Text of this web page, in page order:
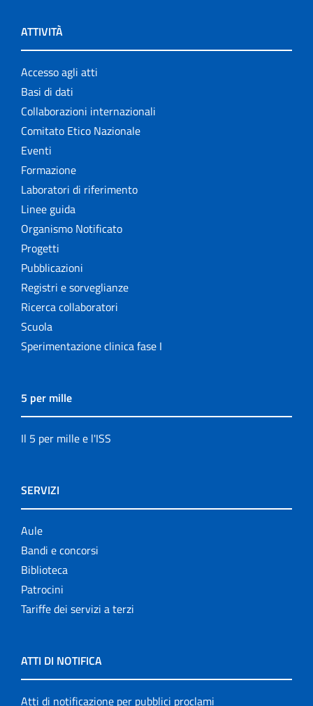
ATTIVITÀ
Accesso agli atti
Basi di dati
Collaborazioni internazionali
Comitato Etico Nazionale
Eventi
Formazione
Laboratori di riferimento
Linee guida
Organismo Notificato
Progetti
Pubblicazioni
Registri e sorveglianze
Ricerca collaboratori
Scuola
Sperimentazione clinica fase I
5 per mille
Il 5 per mille e l'ISS
SERVIZI
Aule
Bandi e concorsi
Biblioteca
Patrocini
Tariffe dei servizi a terzi
ATTI DI NOTIFICA
Atti di notificazione per pubblici proclami